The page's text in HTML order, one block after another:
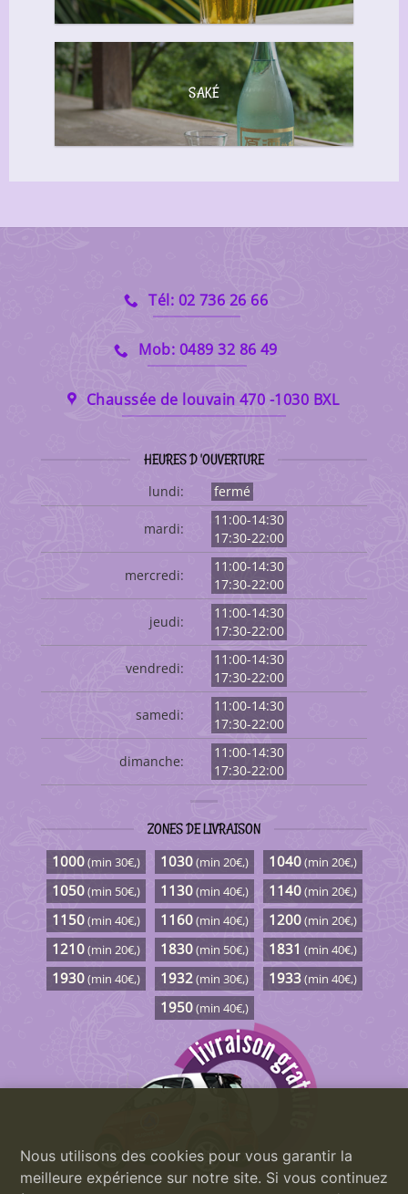
SAKÉ
Tél: 02 736 26 66
Mob: 0489 32 86 49
Chaussée de louvain 470 -1030 BXL
HEURES D 'OUVERTURE
lundi:
fermé
mardi:
11:00-14:30
17:30-22:00
mercredi:
11:00-14:30
17:30-22:00
jeudi:
11:00-14:30
17:30-22:00
vendredi:
11:00-14:30
17:30-22:00
samedi:
11:00-14:30
17:30-22:00
dimanche:
11:00-14:30
17:30-22:00
ZONES DE LIVRAISON
1000(min 30€,) 1030(min 20€,) 1040(min 20€,)
1050(min 50€,) 1130(min 40€,) 1140(min 20€,)
1150(min 40€,) 1160(min 40€,) 1200(min 20€,)
1210(min 20€,) 1830(min 50€,) 1831 (min 40€,)
1930(min 40€,) 1932(min 30€,) 1933(min 40€,)
1950(min 40€,)
Nous utilisons des cookies pour vous garantir la
meilleure expérience sur notre site. Si vous continuez